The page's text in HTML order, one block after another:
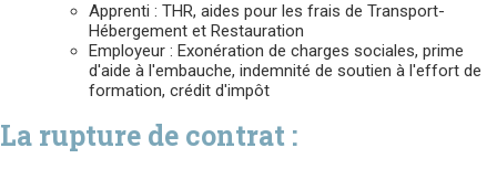
Apprenti : THR, aides pour les frais de Transport-
Hébergement et Restauration
Employeur : Exonération de charges sociales, prime
d'aide à l'embauche, indemnité de soutien à l'effort de
formation, crédit d'impôt
La rupture de contrat :